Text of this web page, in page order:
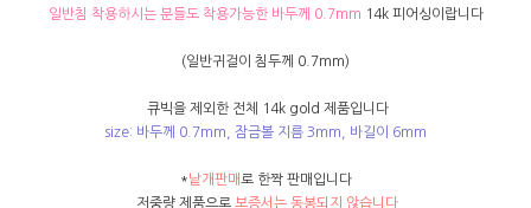
일반침 착용하시는 분들도 착용가능한 바두께 0.7mm 14k 피어싱이랍니다
(일반귀걸이 침두께 0.7mm)
큐빅을 제외한 전체 14k gold 제품입니다
size: 바두께 0.7mm, 잠금볼 지름 3mm, 바길이 6mm
*낱개판매로 한짝 판매입니다
저중량 제품으로 보증서는 동봉되지 않습니다